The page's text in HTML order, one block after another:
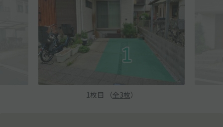
1 枚目 （全3枚）